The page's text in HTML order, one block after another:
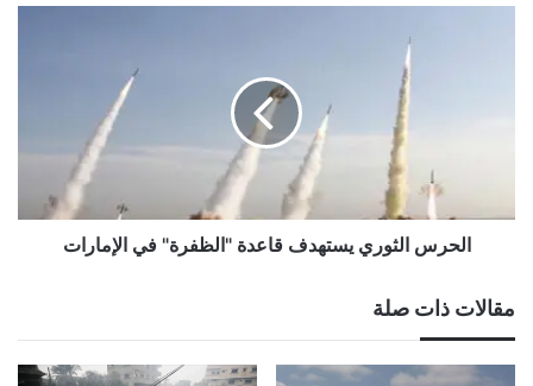
الحرس الثوري يستهدف قاعدة "الظفرة" في الإمارات
مقالات ذات صلة